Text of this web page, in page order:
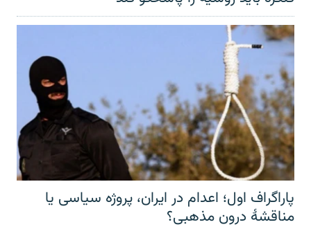
پاراگراف اول؛ اعدام در ایران، پروژه سیاسی یا
مناقشهٔ درون مذهبی؟